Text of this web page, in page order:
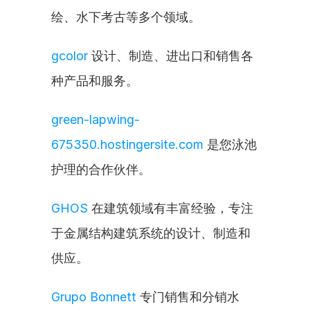
绘、水下考古等多个领域。
gcolor 设计、制造、进出口和销售各
种产品和服务。
green-lapwing-
675350.hostingersite.com 是您泳池
护理的合作伙伴。
GHOS 在建筑领域有丰富经验，专注
于金属结构建筑系统的设计、制造和
供应。
Grupo Bonnett 专门销售和分销水